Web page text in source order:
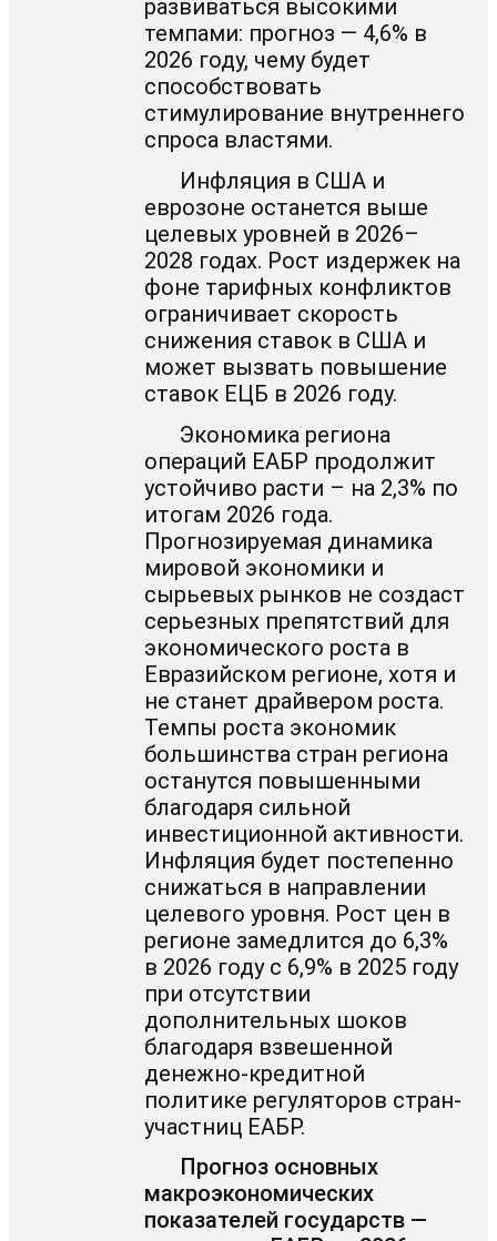
развиваться высокими
темпами: прогноз — 4,6% в
2026 году, чему будет
способствовать
стимулирование внутреннего
спроса властями.
Инфляция в США и
еврозоне останется выше
целевых уровней в 2026–
2028 годах. Рост издержек на
фоне тарифных конфликтов
ограничивает скорость
снижения ставок в США и
может вызвать повышение
ставок ЕЦБ в 2026 году.
Экономика региона
операций ЕАБР продолжит
устойчиво расти – на 2,3% по
итогам 2026 года.
Прогнозируемая динамика
мировой экономики и
сырьевых рынков не создаст
серьезных препятствий для
экономического роста в
Евразийском регионе, хотя и
не станет драйвером роста.
Темпы роста экономик
большинства стран региона
останутся повышенными
благодаря сильной
инвестиционной активности.
Инфляция будет постепенно
снижаться в направлении
целевого уровня. Рост цен в
регионе замедлится до 6,3%
в 2026 году с 6,9% в 2025 году
при отсутствии
дополнительных шоков
благодаря взвешенной
денежно-кредитной
политике регуляторов стран-
участниц ЕАБР.
Прогноз основных
макроэкономических
показателей государств —